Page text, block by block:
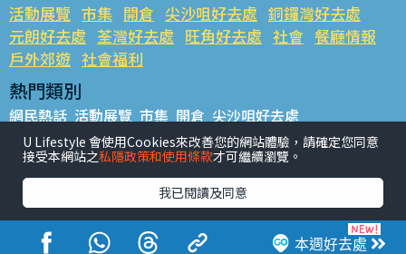
本週好去處
活動展覽 市集 開倉 尖沙咀好去處 銅鑼灣好去處
元朗好去處 荃灣好去處 旺角好去處 社會 餐廳情報
戶外郊遊 社會福利
熱門類別
網民熱話 活動展覽 市集 開倉 尖沙咀好去處
銅鑼灣好去處 元朗好去處 荃灣好去處 旺角好去處 社會
餐廳情報 戶外郊遊
熱門標籤
#UGO搵好去處 #人氣活動推介 #美食社群熱話
#親子玩樂好去處
#ULifestyle應用程式
#限時搶
U Lifestyle 會使用Cookies來改善您的網站體驗，請確定您同意
接受本網站之私隱政策和使用條款才可繼續瀏覽。
我已閱讀及同意